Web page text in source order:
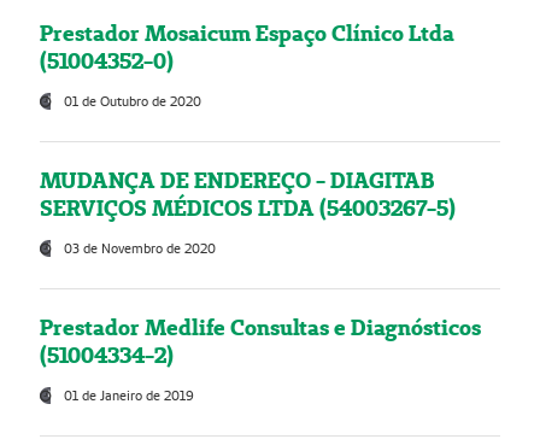
Prestador Mosaicum Espaço Clínico Ltda
(51004352-0)
01 de Outubro de 2020
MUDANÇA DE ENDEREÇO - DIAGITAB
SERVIÇOS MÉDICOS LTDA (54003267-5)
03 de Novembro de 2020
Prestador Medlife Consultas e Diagnósticos
(51004334-2)
01 de Janeiro de 2019